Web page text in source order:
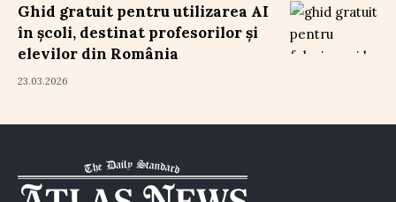
Ghid gratuit pentru utilizarea AI
în școli, destinat profesorilor și
elevilor din România
23.03.2026